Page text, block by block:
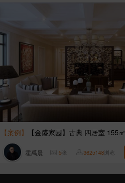
【案例】 【金盛家园】古典 四居室 155㎡
霍禹晨 5张 3625148浏览